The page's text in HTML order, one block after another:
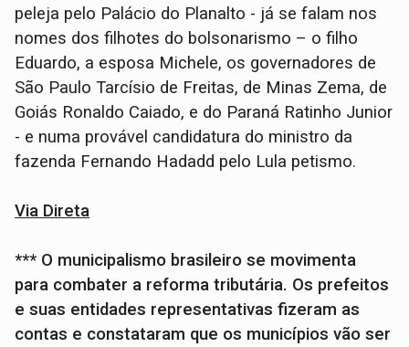
peleja pelo Palácio do Planalto - já se falam nos
nomes dos filhotes do bolsonarismo – o filho
Eduardo, a esposa Michele, os governadores de
São Paulo Tarcísio de Freitas, de Minas Zema, de
Goiás Ronaldo Caiado, e do Paraná Ratinho Junior
- e numa provável candidatura do ministro da
fazenda Fernando Hadadd pelo Lula petismo.
Via Direta
*** O municipalismo brasileiro se movimenta
para combater a reforma tributária. Os prefeitos
e suas entidades representativas fizeram as
contas e constataram que os municípios vão ser